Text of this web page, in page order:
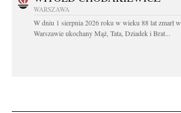
WARSZAWA
W dniu 1 sierpnia 2026 roku w wieku 88 lat zmarł w
Warszawie ukochany Mąż, Tata, Dziadek i Brat...